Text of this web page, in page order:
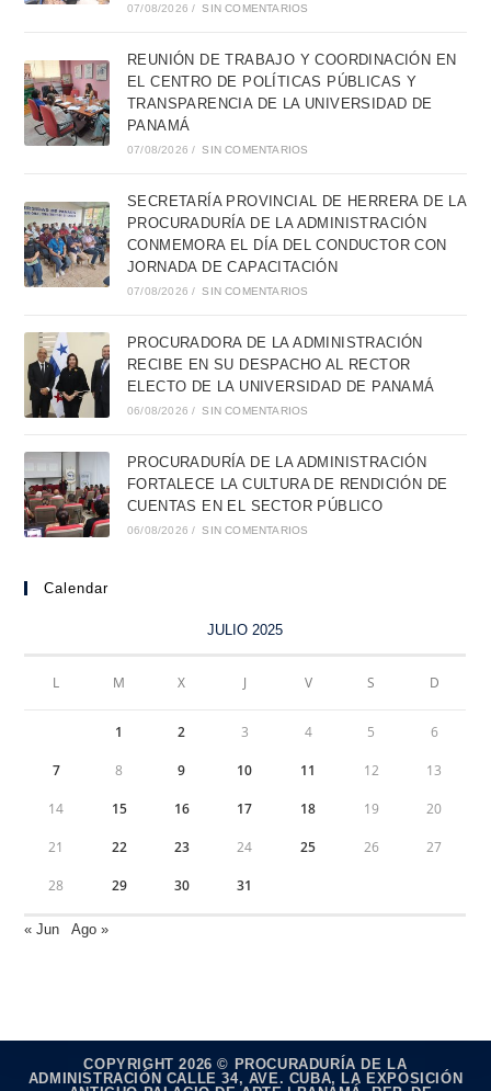
07/08/2026 / SIN COMENTARIOS
REUNIÓN DE TRABAJO Y COORDINACIÓN EN
EL CENTRO DE POLÍTICAS PÚBLICAS Y
TRANSPARENCIA DE LA UNIVERSIDAD DE
PANAMÁ
07/08/2026 / SIN COMENTARIOS
SECRETARÍA PROVINCIAL DE HERRERA DE LA
PROCURADURÍA DE LA ADMINISTRACIÓN
CONMEMORA EL DÍA DEL CONDUCTOR CON
JORNADA DE CAPACITACIÓN
07/08/2026 / SIN COMENTARIOS
PROCURADORA DE LA ADMINISTRACIÓN
RECIBE EN SU DESPACHO AL RECTOR
ELECTO DE LA UNIVERSIDAD DE PANAMÁ
06/08/2026 / SIN COMENTARIOS
PROCURADURÍA DE LA ADMINISTRACIÓN
FORTALECE LA CULTURA DE RENDICIÓN DE
CUENTAS EN EL SECTOR PÚBLICO
06/08/2026 / SIN COMENTARIOS
Calendar
JULIO 2025
L M X J V S D
1 2 3 4 5 6
7 8 9 10 11 12 13
14 15 16 17 18 19 20
21 22 23 24 25 26 27
28 29 30 31
« Jun Ago »
COPYRIGHT 2026 © PROCURADURÍA DE LA
ADMINISTRACIÓN CALLE 34, AVE. CUBA, LA EXPOSICIÓN